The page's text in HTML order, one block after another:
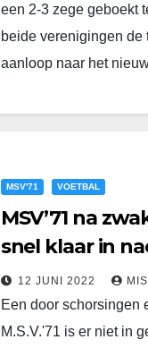
een 2-3 zege geboekt
beide verenigingen
aanloop naar het
MSV'71 VOETBAL
MSV’71 na
snel klaar in
12 JUNI 2022
Een door schorsingen
M.S.V.'71 is er niet in